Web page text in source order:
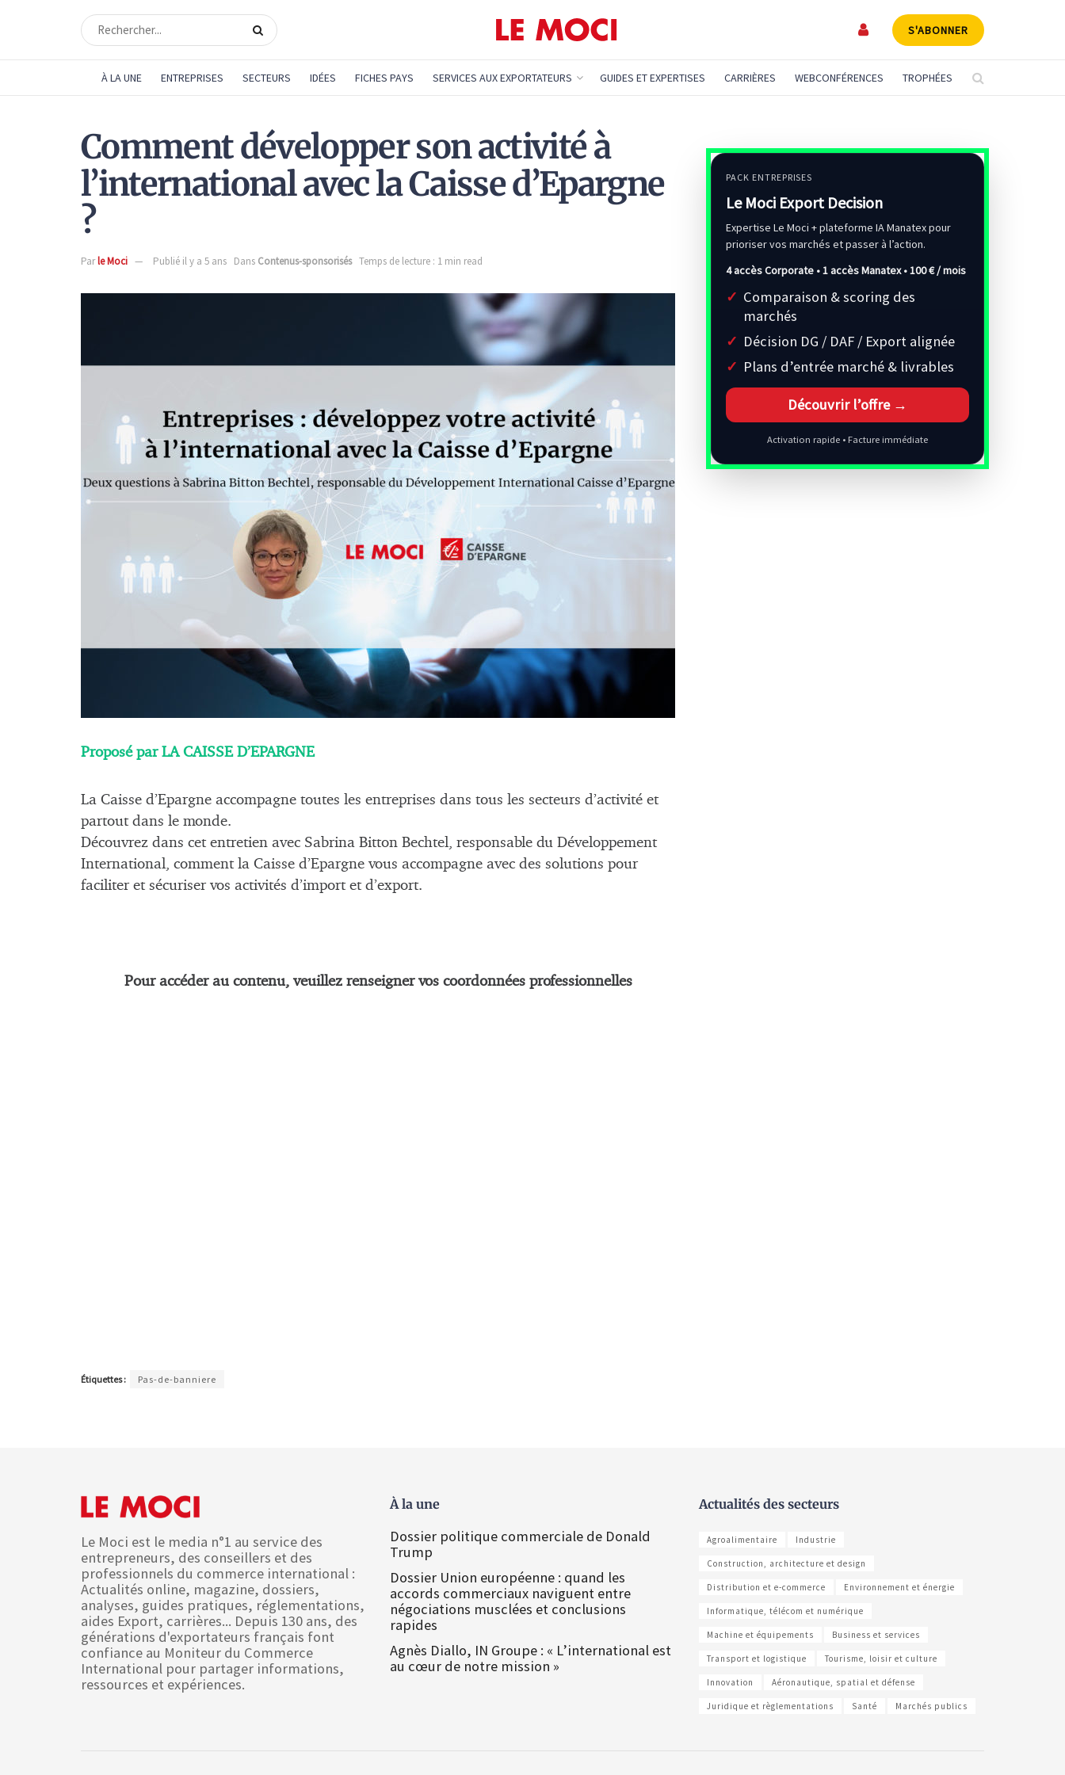
S'ABONNER
À LA UNE ENTREPRISES SECTEURS IDÉES FICHES PAYS SERVICES AUX EXPORTATEURS GUIDES ET EXPERTISES CARRIÈRES WEBCONFÉRENCES TROPHÉES
Comment développer son activité à
l’international avec la Caisse d’Epargne
?
Parle Moci Publié il y a 5 ans Dans Contenus-sponsorisés Temps de lecture : 1 min read
Proposé par LA CAISSE D’EPARGNE
La Caisse d’Epargne accompagne toutes les entreprises dans tous les secteurs d’activité et
partout dans le monde.
Découvrez dans cet entretien avec Sabrina Bitton Bechtel, responsable du Développement
International, comment la Caisse d’Epargne vous accompagne avec des solutions pour
faciliter et sécuriser vos activités d’import et d’export.
Pour accéder au contenu, veuillez renseigner vos coordonnées professionnelles
Étiquettes : Pas-de-banniere
PACK ENTREPRISES
Le Moci Export Decision
Expertise Le Moci + plateforme IA Manatex pour
prioriser vos marchés et passer à l’action.
4 accès Corporate • 1 accès Manatex •100 € / mois
Comparaison & scoring des
marchés
Décision DG / DAF / Export alignée
Plans d’entrée marché & livrables
Découvrir l’offre →
Activation rapide • Facture immédiate
Le Moci est le media n°1 au service des
entrepreneurs, des conseillers et des
professionnels du commerce international :
Actualités online, magazine, dossiers,
analyses, guides pratiques, réglementations,
aides Export, carrières... Depuis 130 ans, des
générations d'exportateurs français font
confiance au Moniteur du Commerce
International pour partager informations,
ressources et expériences.
À la une
Dossier politique commerciale de Donald
Trump
Dossier Union européenne : quand les
accords commerciaux naviguent entre
négociations musclées et conclusions
rapides
Agnès Diallo, IN Groupe : « L’international est
au cœur de notre mission »
Actualités des secteurs
Agroalimentaire Industrie
Construction, architecture et design
Distribution et e-commerce Environnement et énergie
Informatique, télécom et numérique
Machine et équipements Business et services
Transport et logistique Tourisme, loisir et culture
Innovation Aéronautique, spatial et défense
Juridique et règlementations Santé Marchés publics